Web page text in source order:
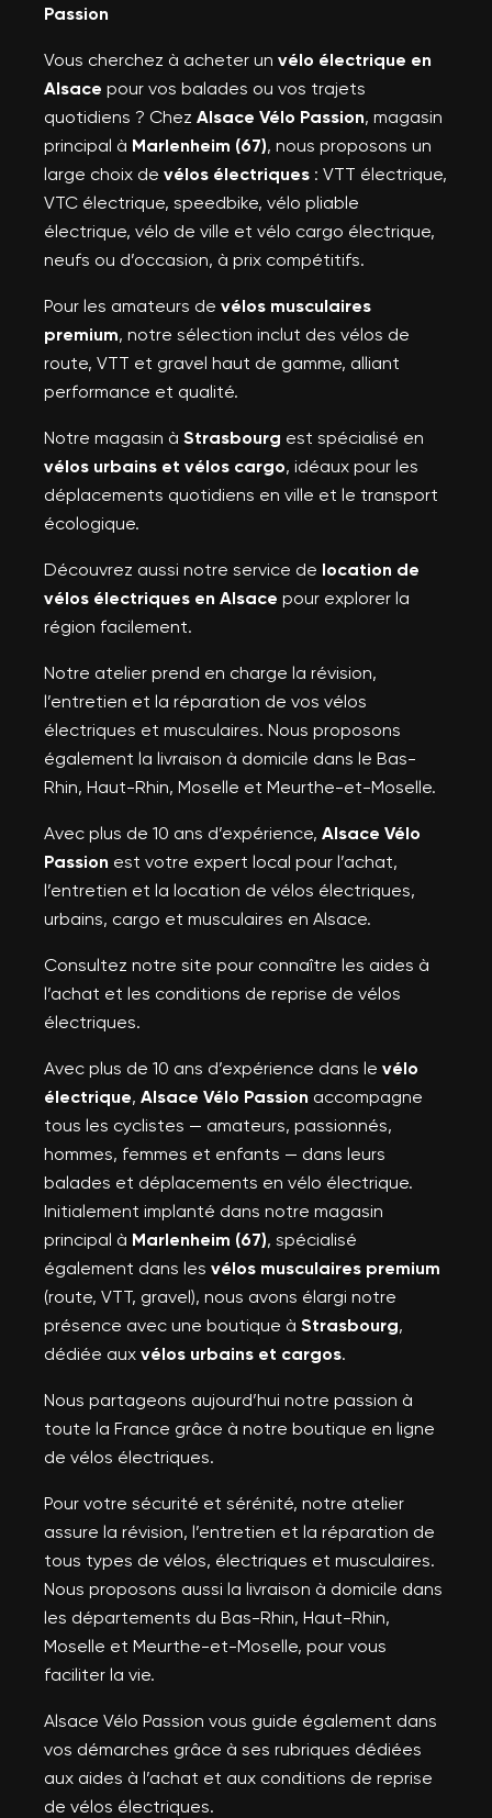
Passion
Vous cherchez à acheter un vélo électrique en
Alsace pour vos balades ou vos trajets
quotidiens ? Chez Alsace Vélo Passion, magasin
principal à Marlenheim (67), nous proposons un
large choix de vélos électriques : VTT électrique,
VTC électrique, speedbike, vélo pliable
électrique, vélo de ville et vélo cargo électrique,
neufs ou d’occasion, à prix compétitifs.
Pour les amateurs de vélos musculaires
premium, notre sélection inclut des vélos de
route, VTT et gravel haut de gamme, alliant
performance et qualité.
Notre magasin à Strasbourg est spécialisé en
vélos urbains et vélos cargo, idéaux pour les
déplacements quotidiens en ville et le transport
écologique.
Découvrez aussi notre service de location de
vélos électriques en Alsace pour explorer la
région facilement.
Notre atelier prend en charge la révision,
l’entretien et la réparation de vos vélos
électriques et musculaires. Nous proposons
également la livraison à domicile dans le Bas-
Rhin, Haut-Rhin, Moselle et Meurthe-et-Moselle.
Avec plus de 10 ans d’expérience, Alsace Vélo
Passion est votre expert local pour l’achat,
l’entretien et la location de vélos électriques,
urbains, cargo et musculaires en Alsace.
Consultez notre site pour connaître les aides à
l’achat et les conditions de reprise de vélos
électriques.
Avec plus de 10 ans d’expérience dans le vélo
électrique, Alsace Vélo Passion accompagne
tous les cyclistes — amateurs, passionnés,
hommes, femmes et enfants — dans leurs
balades et déplacements en vélo électrique.
Initialement implanté dans notre magasin
principal à Marlenheim (67), spécialisé
également dans les vélos musculaires premium
(route, VTT, gravel), nous avons élargi notre
présence avec une boutique à Strasbourg,
dédiée aux vélos urbains et cargos.
Nous partageons aujourd’hui notre passion à
toute la France grâce à notre boutique en ligne
de vélos électriques.
Pour votre sécurité et sérénité, notre atelier
assure la révision, l’entretien et la réparation de
tous types de vélos, électriques et musculaires.
Nous proposons aussi la livraison à domicile dans
les départements du Bas-Rhin, Haut-Rhin,
Moselle et Meurthe-et-Moselle, pour vous
faciliter la vie.
Alsace Vélo Passion vous guide également dans
vos démarches grâce à ses rubriques dédiées
aux aides à l’achat et aux conditions de reprise
de vélos électriques.